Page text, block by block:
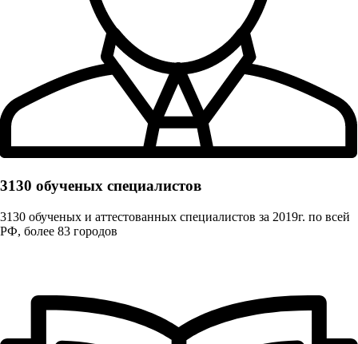
3130 обученых cпециалистов
3130 обученых и аттестованных специалистов за 2019г. по всей
РФ, более 83 городов